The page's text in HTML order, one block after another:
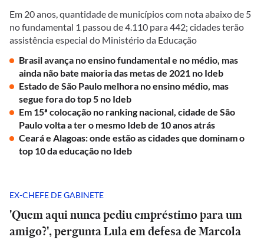
Em 20 anos, quantidade de municípios com nota abaixo de 5
no fundamental 1 passou de 4.110 para 442; cidades terão
assistência especial do Ministério da Educação
Brasil avança no ensino fundamental e no médio, mas
ainda não bate maioria das metas de 2021 no Ideb
Estado de São Paulo melhora no ensino médio, mas
segue fora do top 5 no Ideb
Em 15ª colocação no ranking nacional, cidade de São
Paulo volta a ter o mesmo Ideb de 10 anos atrás
Ceará e Alagoas: onde estão as cidades que dominam o
top 10 da educação no Ideb
EX-CHEFE DE GABINETE
'Quem aqui nunca pediu empréstimo para um
amigo?', pergunta Lula em defesa de Marcola